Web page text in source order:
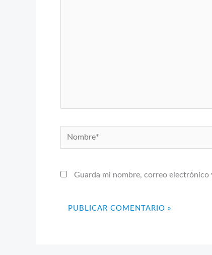
Nombre*
Guarda mi nombre, correo electrónico